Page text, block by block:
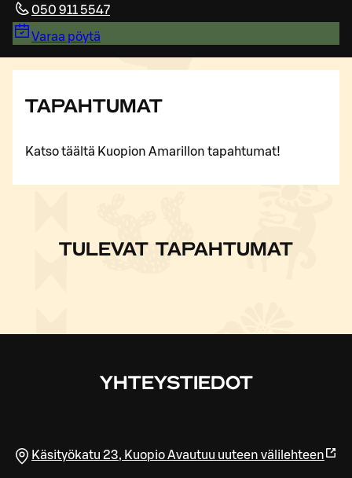
050 911 5547
Varaa pöytä
TAPAHTUMAT
Katso täältä Kuopion Amarillon tapahtumat!
TULEVAT TAPAHTUMAT
YHTEYSTIEDOT
Käsityökatu 23, KuopioAvautuu uuteen välilehteen